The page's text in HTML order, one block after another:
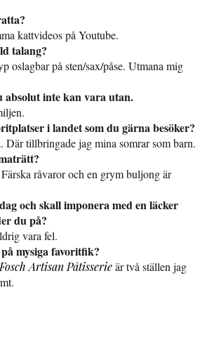
kattvideos på Youtube.
talang?
oslagbar på sten/sax/påse. Utmana mig
absolut inte kan vara utan.
i landet som du gärna besöker?
Där tillbringade jag mina somrar som barn.
råvaror och en grym buljong är
och skall imponera med en läcker
du på?
vara fel.
mysiga favoritfik?
Fosch Artisan Pâtisserieär två ställen jag